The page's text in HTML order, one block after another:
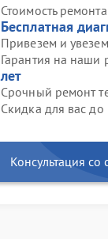
Стоимость ремонта
Бесплатная
Привезем и
Гарантия на наши
лет
Срочный ремонт
Скидка для вас до
Консультация со